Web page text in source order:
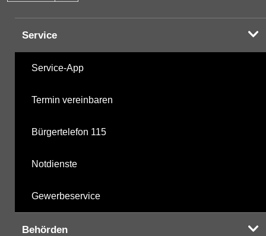
Service
Service-App
Termin vereinbaren
Bürgertelefon 115
Notdienste
Gewerbeservice
Behörden